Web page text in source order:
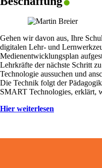
Gehen wir davon aus, Ihre
digitalen Lehr- und
Medienentwicklungsplan
Lehrkräfte der nächste Schritt
Technologie aussuchen und
Die Technik folgt der
SMART Technologies, erklärt,
Hier weiterlesen